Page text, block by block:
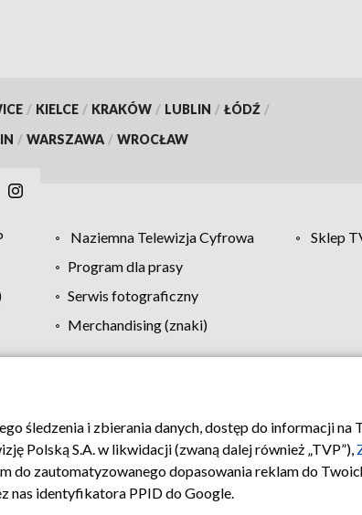
/ KIELCE / KRAKÓW / LUBLIN / ŁÓDŹ /
/ WARSZAWA / WROCŁAW
Naziemna Telewizja Cyfrowa
Sklep
Program dla prasy
Serwis fotograficzny
Merchandising (znaki)
Pomoc Biuro reklamy Kontakt
śledzenia i zbierania danych, dostęp do informacji na
Polską S.A. w likwidacji (zwaną dalej również „TVP”),
do zautomatyzowanego dopasowania reklam do
nas identyfikatora PPID do Google.